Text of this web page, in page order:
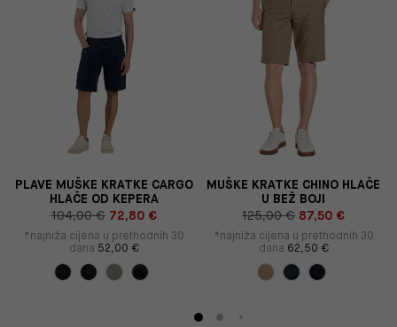
PLAVE MUŠKE KRATKE CARGO
HLAČE OD KEPERA
104,00 € 72,80 €
*najniža cijena u prethodnih 30
dana 52,00 €
MUŠKE KRATKE CHINO HLAČE
U BEŽ BOJI
125,00 € 87,50 €
*najniža cijena u prethodnih 30
dana 62,50 €